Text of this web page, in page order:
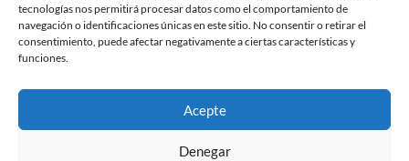
tecnologías nos permitirá procesar datos como el comportamiento de
navegación o identificaciones únicas en este sitio. No consentir o retirar el
consentimiento, puede afectar negativamente a ciertas características y
funciones.
Acepte
Denegar
LATEST UPDATES